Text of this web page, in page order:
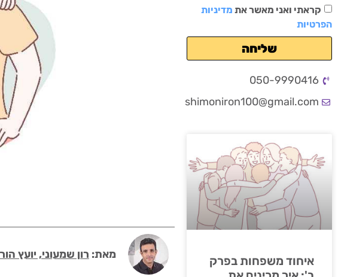
קראתי ואני מאשר את מדיניות
הפרטיות
שליחה
050-9990416
shimoniron100@gmail.com
איחוד משפחות בפרק
מאת: רון שמעוני, יועץ